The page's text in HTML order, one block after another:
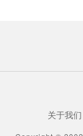
关于我们